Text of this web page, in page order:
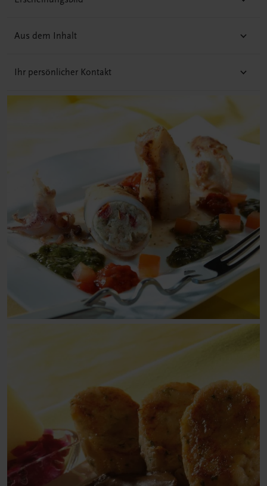
Aus dem Inhalt
Ihr persönlicher Kontakt